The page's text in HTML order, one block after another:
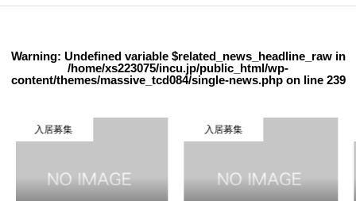
Warning: Undefined variable $related_news_headline_raw in
/home/xs223075/incu.jp/public_html/wp-
content/themes/massive_tcd084/single-news.phpon line 239
入居募集 入居募集